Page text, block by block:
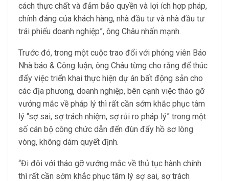
cách thực chất và đảm bảo quyền và lợi ích hợp pháp,
chính đáng của khách hàng, nhà đầu tư và nhà đầu tư
trái phiếu doanh nghiệp”, ông Châu nhấn mạnh.
Trước đó, trong một cuộc trao đổi với phóng viên Báo
Nhà báo & Công luận, ông Châu từng cho rằng để thúc
đẩy việc triển khai thực hiện dự án bất động sản cho
các địa phương, doanh nghiệp, bên cạnh việc tháo gỡ
vướng mắc về pháp lý thì rất cần sớm khắc phục tâm
lý “sợ sai, sợ trách nhiệm, sợ rủi ro pháp lý” trong một
số cán bộ công chức dẫn đến đùn đẩy hồ sơ lòng
vòng, không dám quyết định.
“Đi đôi với tháo gỡ vướng mắc về thủ tục hành chính
thì rất cần sớm khắc phục tâm lý sợ sai, sợ trách